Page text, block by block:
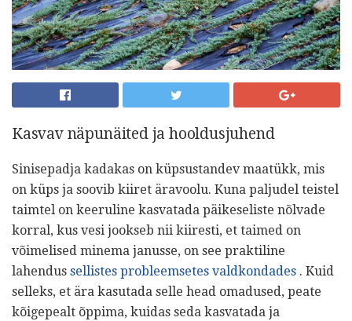
Kasvav näpunäited ja hooldusjuhend
Sinisepadja kadakas on küpsustandev maatükk, mis
on küps ja soovib kiiret äravoolu. Kuna paljudel teistel
taimtel on keeruline kasvatada päikeseliste nõlvade
korral, kus vesi jookseb nii kiiresti, et taimed on
võimelised minema janusse, on see praktiline
lahendus sellistes probleemsetes valdkondades . Kuid
selleks, et ära kasutada selle head omadused, peate
kõigepealt õppima, kuidas seda kasvatada ja